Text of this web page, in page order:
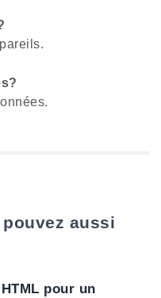
aussi
pour un